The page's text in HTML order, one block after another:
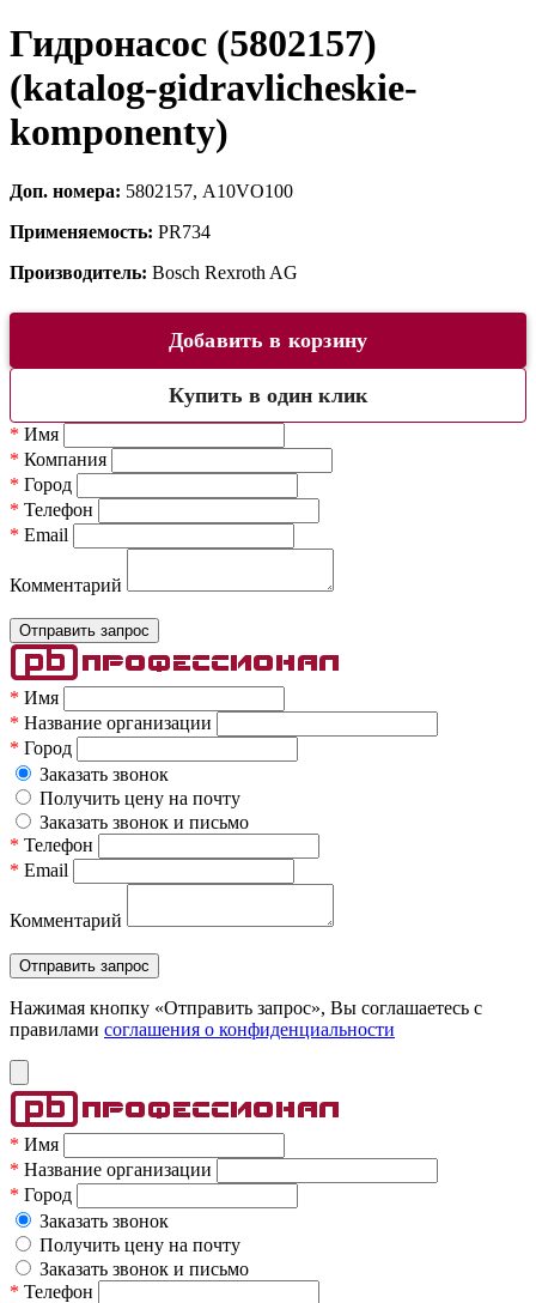
Гидронасос (5802157)
(katalog-gidravlicheskie-
komponenty)
Доп. номера: 5802157, A10VO100
Применяемость: PR734
Производитель: Bosch Rexroth AG
Добавить в корзину
Купить в один клик
* Имя
* Компания
* Город
* Телефон
* Email
Комментарий
* Имя
* Название организации
* Город
Заказать звонок
Получить цену на почту
Заказать звонок и письмо
* Телефон
* Email
Комментарий
Нажимая кнопку «Отправить запрос», Вы соглашаетесь c
правилами соглашения о конфиденциальности
* Имя
* Название организации
* Город
Заказать звонок
Получить цену на почту
Заказать звонок и письмо
* Телефон